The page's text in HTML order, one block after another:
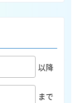
以降
まで